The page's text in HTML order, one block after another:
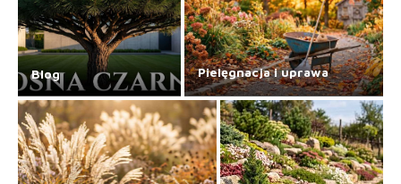
Blog Pielęgnacja i uprawa